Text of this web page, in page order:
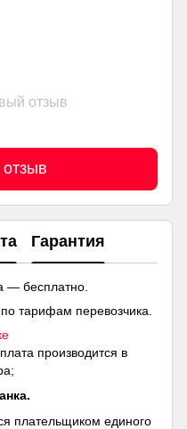
отзыв
Гарантия
— бесплатно.
тарифам перевозчика.
производится в
плательщиком единого